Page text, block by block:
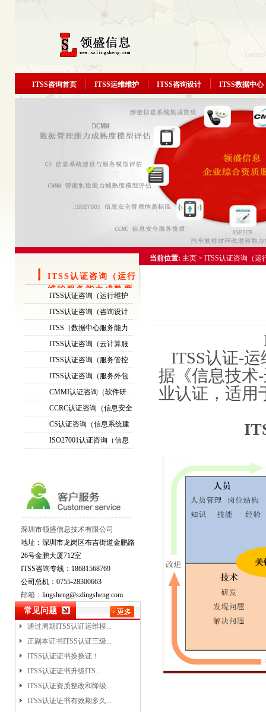
ITSS咨询首页 ITSS运维维护 ITSS咨询设计 ITSS数据中心
当前位置: 主页 > ITSS认证咨询（运
ITSS认证咨询（运行
维护服务能力成熟度
模型）
ITSS认证咨询（运行维护
服务能力成熟度模型）
ITSS认证咨询（咨询设计
服务能力成熟度模型）
ITSS（数据中心服务能力
成熟度模型）认证咨询
ITSS认证咨询（云计算服
务能力模型）
ITSS认证咨询（服务管控
标准）
ITSS认证咨询（服务外包
标准）
CMMI认证咨询（软件研
发能力成熟度模型评估）
CCRC认证咨询（信息安全
服务资质）
CS认证咨询（信息系统建
设与服务模型评估）
ISO27001认证咨询（信息
深圳市领盛信息技术有限公司
地址：深圳市龙岗区布吉街道金鹏路
26号金鹏大厦712室
ITSS咨询专线：18681568769
公司总机：0755-28300663
邮箱： lingsheng@szlingsheng.com
常见问题
ITSS认证资质成熟度等级...
通过周期ITSS认证运维模...
ITSS认证证书换换证！
ITSS认证证书升级ITS...
ITSS认证资质整改和降级...
ITSS认证证书有效期多久...
通过周期ITSS认证运维模...
正副本证书ITSS认证三级...
ITSS认证-运
据《信息技术
业认证，适用